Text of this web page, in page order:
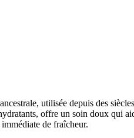
utilisée depuis des
offre un soin doux qui
de fraîcheur.